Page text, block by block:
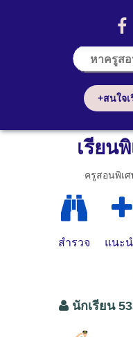
+สนใจ
เรียน
ครูสอนพิเ
สำรวจ แนะ
นักเรียน